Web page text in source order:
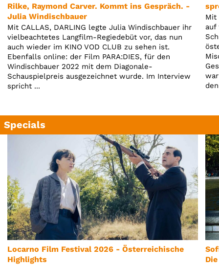
Account
Suche
Rilke, Raymond Carver. Kommt ins Gespräch. -
Julia Windischbauer
Mit CALLAS, DARLING legte Julia Windischbauer ihr
vielbeachtetes Langfilm-Regiedebüt vor, das nun
auch wieder im KINO VOD CLUB zu sehen ist.
Ebenfalls online: der Film PARA:DIES, für den
Windischbauer 2022 mit dem Diagonale-
Schauspielpreis ausgezeichnet wurde. Im Interview
spricht ...
Mit
auf
Specials
Locarno Film Festival 2026 - Österreichische
Highlights